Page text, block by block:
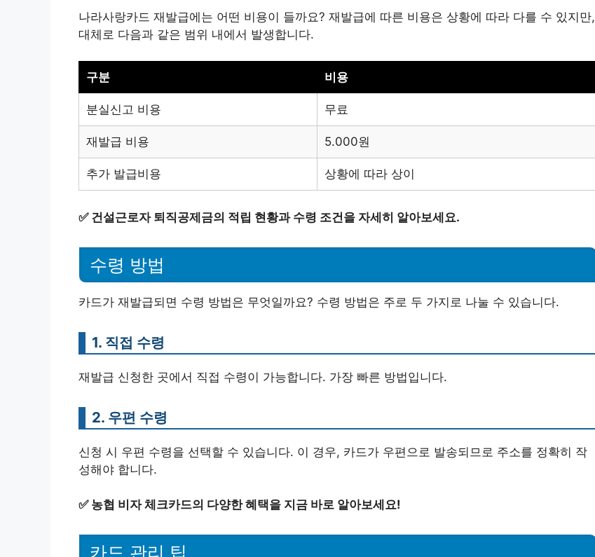
나라사랑카드 재발급에는 어떤 비용이 들까요? 재발급에 따른 비용은 상황에 따라 다를 수 있지만,
대체로 다음과 같은 범위 내에서 발생합니다.
구분 비용
분실신고 비용 무료
재발급 비용 5.000원
추가 발급비용 상황에 따라 상이
✅ 건설근로자 퇴직공제금의 적립 현황과 수령 조건을 자세히 알아보세요.
수령 방법
카드가 재발급되면 수령 방법은 무엇일까요? 수령 방법은 주로 두 가지로 나눌 수 있습니다.
1. 직접 수령
재발급 신청한 곳에서 직접 수령이 가능합니다. 가장 빠른 방법입니다.
2. 우편 수령
신청 시 우편 수령을 선택할 수 있습니다. 이 경우, 카드가 우편으로 발송되므로 주소를 정확히 작
성해야 합니다.
✅ 농협 비자 체크카드의 다양한 혜택을 지금 바로 알아보세요!
카드 관리 팁